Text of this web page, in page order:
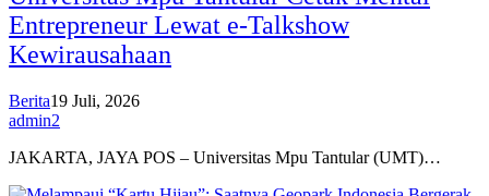
Entrepreneur Lewat e-Talkshow
Kewirausahaan
Berita19 Juli, 2026
admin2
JAKARTA, JAYA POS – Universitas Mpu Tantular (UMT)…